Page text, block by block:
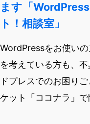
ます「
ト！相談室」
WordPressをお使い
を考えている方も、
ドプレスでのお困り
ケット「ココナラ」で